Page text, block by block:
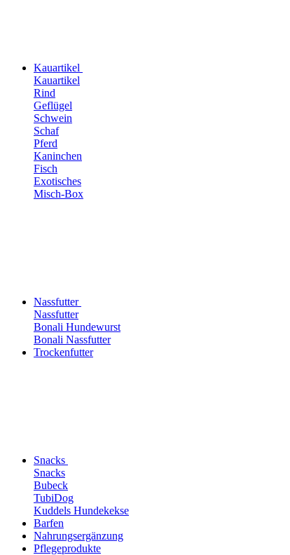
Kauartikel
Kauartikel
Rind
Geflügel
Schwein
Schaf
Pferd
Kaninchen
Fisch
Exotisches
Misch-Box
Nassfutter
Nassfutter
Bonali Hundewurst
Bonali Nassfutter
Trockenfutter
Snacks
Snacks
Bubeck
TubiDog
Kuddels Hundekekse
Barfen
Nahrungsergänzung
Pflegeprodukte